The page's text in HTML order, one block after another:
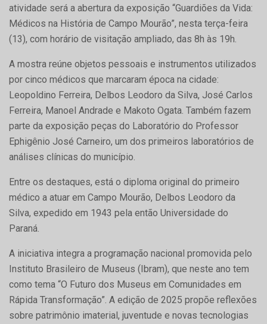
atividade será a abertura da exposição “Guardiões da Vida:
Médicos na História de Campo Mourão”, nesta terça-feira
(13), com horário de visitação ampliado, das 8h às 19h.
A mostra reúne objetos pessoais e instrumentos utilizados
por cinco médicos que marcaram época na cidade:
Leopoldino Ferreira, Delbos Leodoro da Silva, José Carlos
Ferreira, Manoel Andrade e Makoto Ogata. Também fazem
parte da exposição peças do Laboratório do Professor
Ephigênio José Carneiro, um dos primeiros laboratórios de
análises clínicas do município.
Entre os destaques, está o diploma original do primeiro
médico a atuar em Campo Mourão, Delbos Leodoro da
Silva, expedido em 1943 pela então Universidade do
Paraná.
A iniciativa integra a programação nacional promovida pelo
Instituto Brasileiro de Museus (Ibram), que neste ano tem
como tema “O Futuro dos Museus em Comunidades em
Rápida Transformação”. A edição de 2025 propõe reflexões
sobre patrimônio imaterial, juventude e novas tecnologias